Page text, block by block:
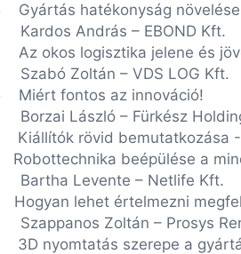
Gyártás hatékonyság
– EBOND Kft.
Az okos logisztika jelene és
– VDS LOG Kft.
Miért fontos az innováció!
– Fürkész
Kiállítók rövid bemutatkozása
Robottechnika beépülése a
– Netlife Kft.
Hogyan lehet értelmezni
Zoltán – Prosys
3D nyomtatás szerepe a